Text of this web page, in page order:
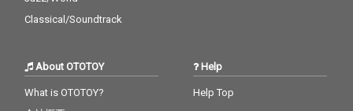
Classical/Soundtrack
About OTOTOY
What is OTOTOY?
Help
Help Top